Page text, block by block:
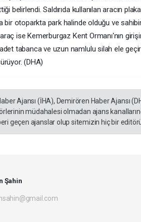
belirlendi. Saldırıda kullanılan aracın
bir otoparkta park halinde olduğu ve
araç ise Kemerburgaz Kent Ormanı'nın
tabanca ve uzun namlulu silah ele
(DHA)
Ajansı (İHA), Demirören Haber Ajansı
müdahalesi olmadan ajans
geçen ajanslar olup sitemizin hiç bir
Şahin